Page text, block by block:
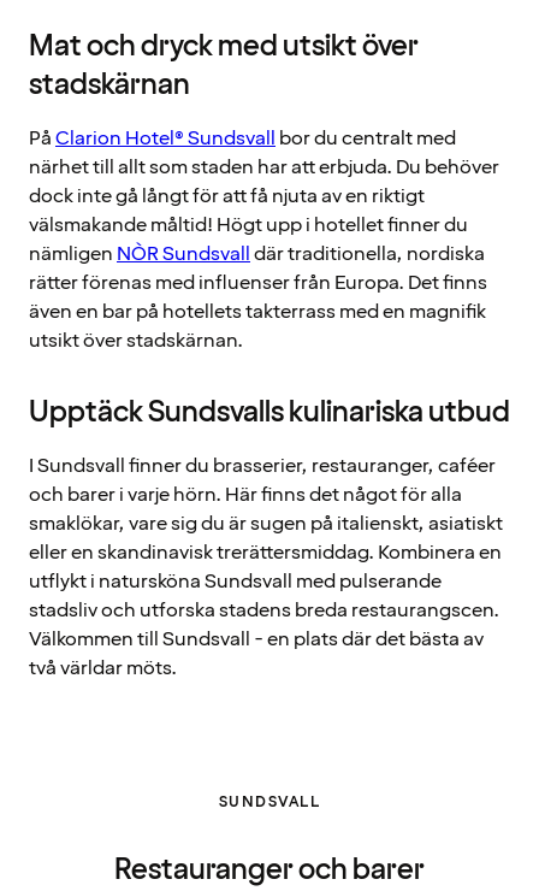
Mat och dryck med utsikt över
stadskärnan
PåClarion Hotel® Sundsvall bor du centralt med
närhet till allt som staden har att erbjuda. Du behöver
dock inte gå långt för att få njuta av en riktigt
välsmakande måltid! Högt upp i hotellet finner du
nämligen NÒR Sundsvalldär traditionella, nordiska
rätter förenas med influenser från Europa. Det finns
även en bar på hotellets takterrass med en magnifik
utsikt över stadskärnan.
Upptäck Sundsvalls kulinariska utbud
I Sundsvall finner du brasserier, restauranger, caféer
och barer i varje hörn. Här finns det något för alla
smaklökar, vare sig du är sugen på italienskt, asiatiskt
eller en skandinavisk trerättersmiddag. Kombinera en
utflykt i natursköna Sundsvall med pulserande
stadsliv och utforska stadens breda restaurangscen.
Välkommen till Sundsvall - en plats där det bästa av
två världar möts.
SUNDSVALL
Restauranger och barer